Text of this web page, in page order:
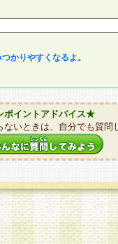
かりやすくなるよ。
イントアドバイス★
ないときは、自分でも質問